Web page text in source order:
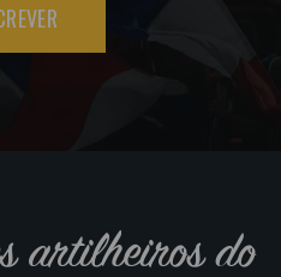
artilheiros do